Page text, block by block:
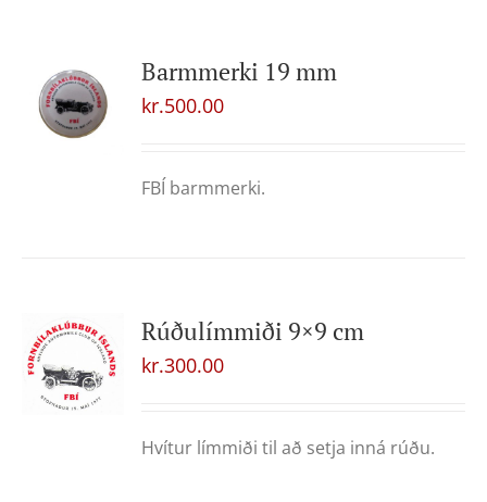
Barmmerki 19 mm
kr.500.00
FBÍ barmmerki.
Rúðulímmiði 9×9 cm
kr.300.00
Hvítur límmiði til að setja inná rúðu.